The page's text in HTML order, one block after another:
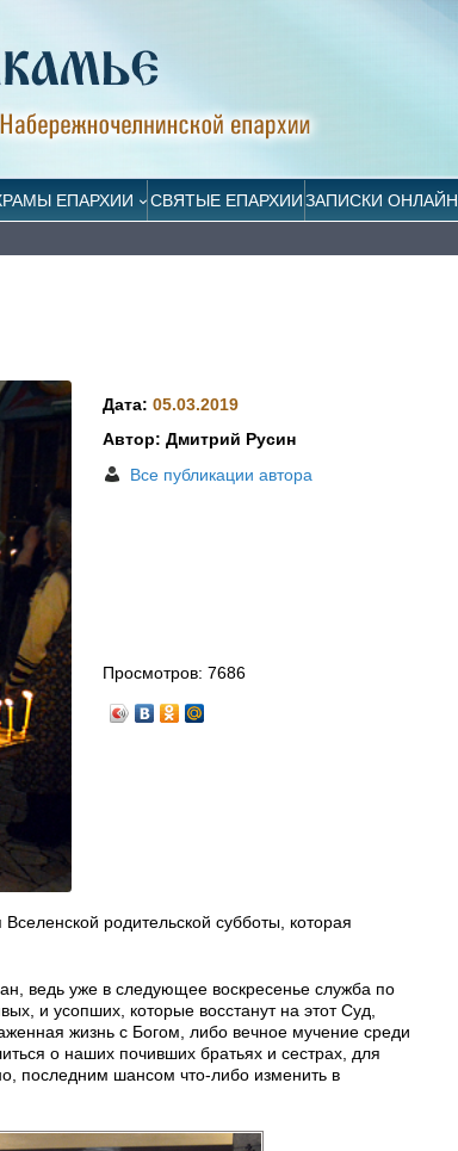
ЕПАРХИИ СВЯТЫЕ ЕПАРХИИЗАПИСКИ ОНЛАЙН
Дата:05.03.2019
Автор: Дмитрий Русин
Все публикации автора
Просмотров:7686
родительской субботы, которая
ведь уже в следующее воскресенье служба по
и усопших, которые восстанут на этот Суд,
жизнь с Богом, либо вечное мучение среди
о наших почивших братьях и сестрах, для
последним шансом что-либо изменить в